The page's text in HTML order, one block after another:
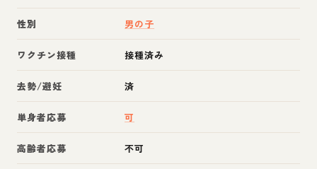
性別 男の子
ワクチン接種 接種済み
去勢/避妊 済
単身者応募 可
高齢者応募 不可